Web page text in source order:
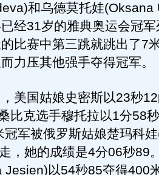
和乌德莫托娃(Oksana
经31岁的雅典奥运会冠
比赛中第三跳就跳出了7
力压其他强手夺得冠军。
国姑娘史密斯以23秒12
比克选手穆托拉以1分58
冠军被俄罗斯姑娘楚玛科
，她的成绩是4分06秒89
Jesien)以54秒85夺得400